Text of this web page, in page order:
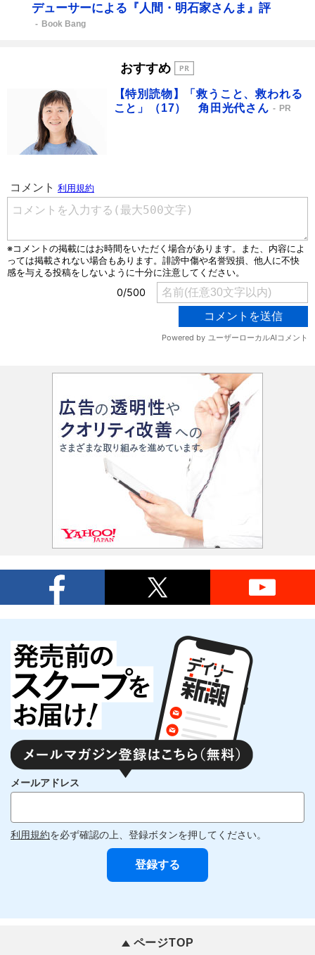
デューサーによる『人間・明石家さんま』評
Book Bang
おすすめ
【特別読物】「救うこと、救われる
こと」（17） 角田光代さん
PR
メールアドレス
利用規約を必ず確認の上、登録ボタンを押してください。
ページTOP